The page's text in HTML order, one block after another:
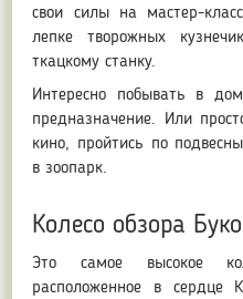
свои силы на мастер-
лепке творожных
ткацкому станку.
Интересно побывать в
предназначение. Или
кино, пройтись по
в зоопарк.
Колесо обзора
Это самое высокое
расположенное в сердце